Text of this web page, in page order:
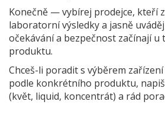
Konečně — vybírej prodejce, kteří
laboratorní výsledky a jasně
očekávání a bezpečnost začínají
produktu.
Chceš-li poradit s výběrem
podle konkrétního produktu,
(květ, liquid, koncentrát) a rád